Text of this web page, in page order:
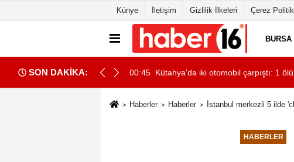
Künye İletişim Gizlilik İlkeleri Çerez
BURSA
SON DAKİKA:
çarparak devrildi 00:45 Kütahya'da iki otomobil çarpıştı: 1
Haberler Haberler İstanbul merkezli 5 ilde
HABERLER